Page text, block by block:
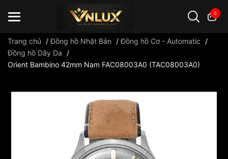
0
Đồng hồ casio đồng hồ G-Shock đồng hồ Orient ...
Trang chủ /Đồng hồ Nhật Bản /Đồng hồ Cơ - Automatic
/
Đồng hồ Dây Da
/
Orient Bambino 42mm Nam FAC08003A0 (TAC08003A0)